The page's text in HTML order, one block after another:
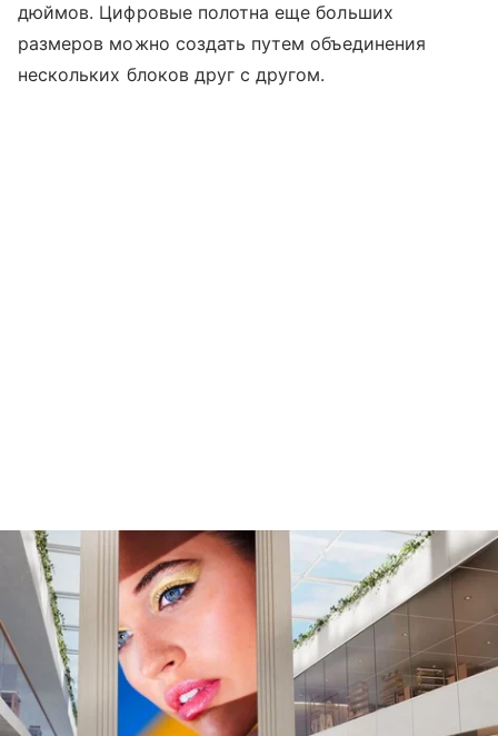
дюймов. Цифровые полотна еще больших
размеров можно создать путем объединения
нескольких блоков друг с другом.